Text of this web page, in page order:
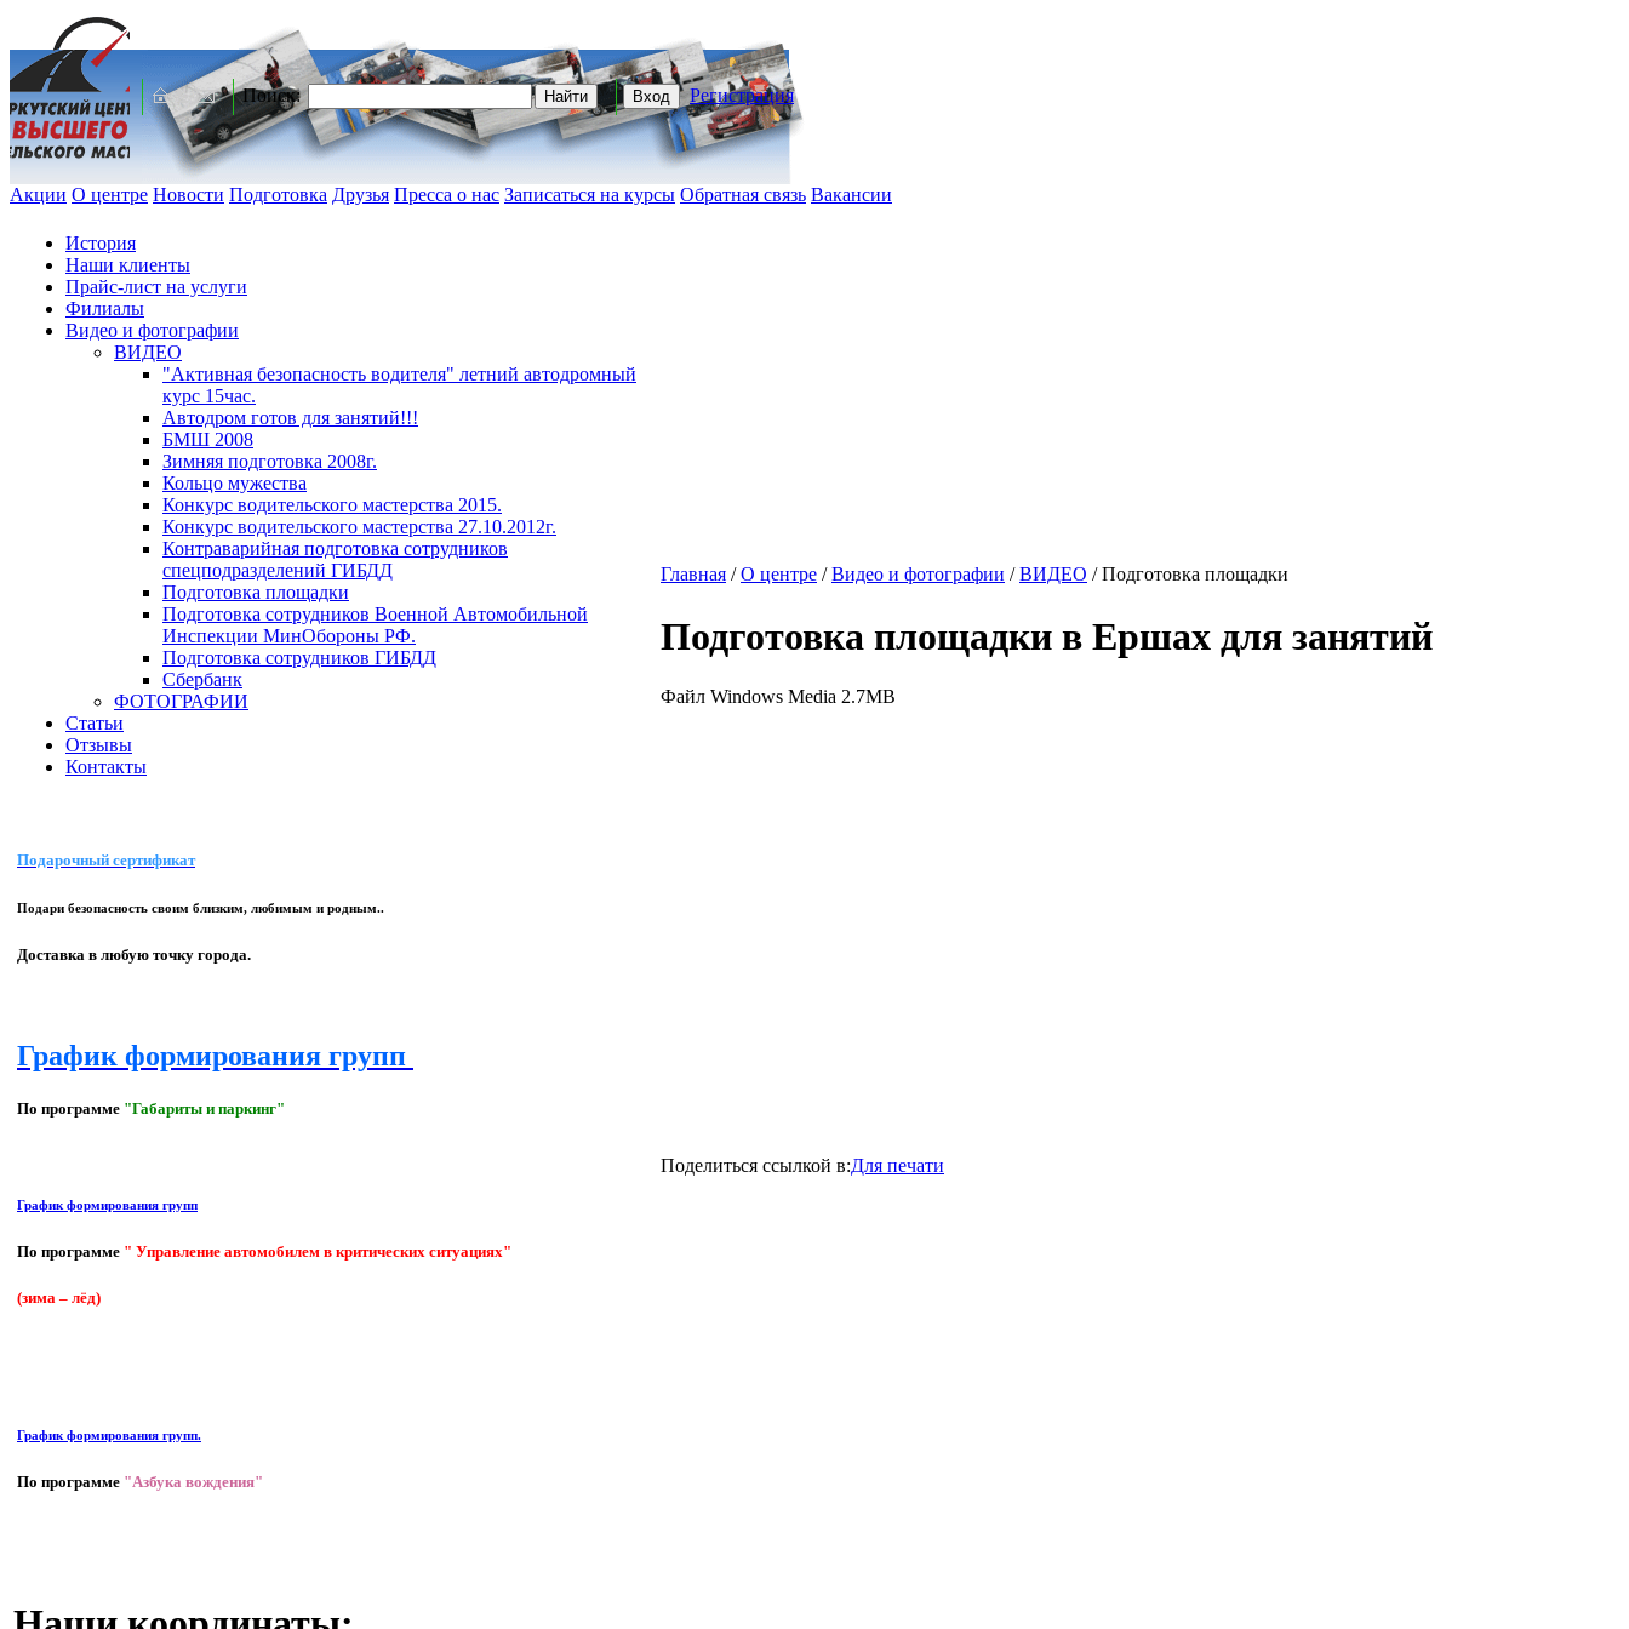
Поиск: Найти Вход Регистрация
Акции О центре Новости Подготовка Друзья Пресса о нас Записаться на курсы Обратная связь Вакансии
История
Наши клиенты
Прайс-лист на услуги
Филиалы
Видео и фотографии
ВИДЕО
"Активная безопасность водителя" летний автодромный
курс 15час.
Автодром готов для занятий!!!
БМШ 2008
Зимняя подготовка 2008г.
Кольцо мужества
Конкурс водительского мастерства 2015.
Конкурс водительского мастерства 27.10.2012г.
Контраварийная подготовка сотрудников
спецподразделений ГИБДД
Подготовка площадки
Подготовка сотрудников Военной Автомобильной
Инспекции МинОбороны РФ.
Подготовка сотрудников ГИБДД
Сбербанк
ФОТОГРАФИИ
Статьи
Отзывы
Контакты
Подарочный сертификат
Подари безопасность своим близким, любимым и родным..
Доставка в любую точку города.
График формирования групп
По программе "Габариты и паркинг"
График формирования групп
По программе " Управление автомобилем в критических ситуациях"
(зима – лёд)
График формирования групп.
По программе "Азбука вождения"
Главная /О центре /Видео и фотографии /ВИДЕО /Подготовка площадки
Подготовка площадки в Ершах для занятий
Файл Windows Media 2.7MB
Поделиться ссылкой в:Для печати